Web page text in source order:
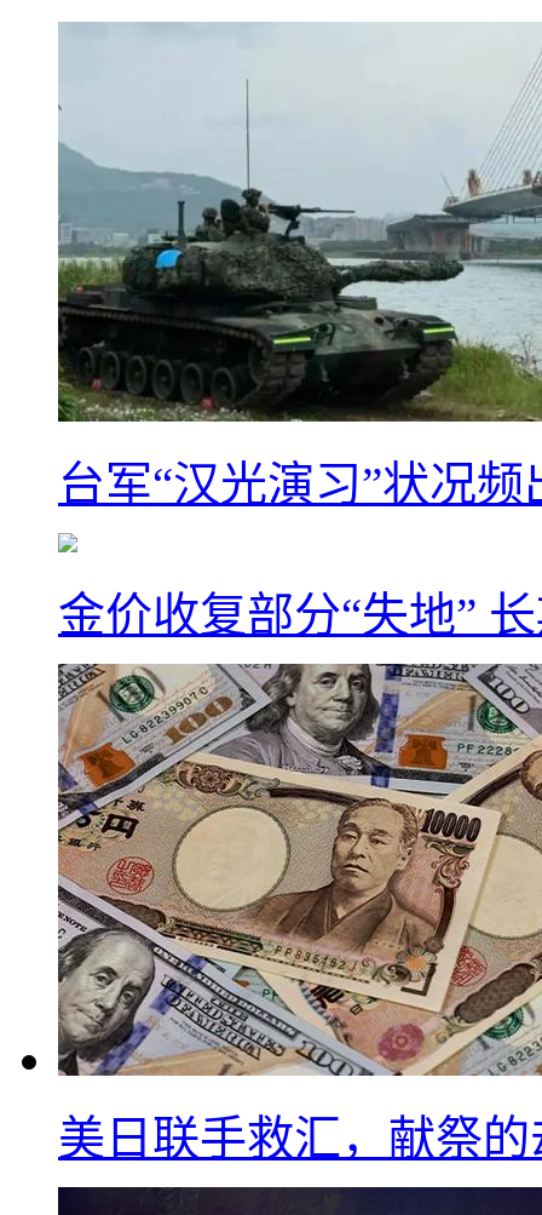
台军“汉光演习”状况
金价收复部分“失地”
美日联手救汇，献祭